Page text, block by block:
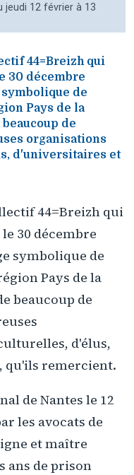
jeudi 12 février à 13
44=Breizh qui
30 décembre
de
Pays de la
de
organisations
d'universitaires et
44=Breizh qui
30 décembre
symbolique de
Pays de la
beaucoup de
d'élus,
qu'ils remercient.
de Nantes le 12
les avocats de
et maître
ans de prison